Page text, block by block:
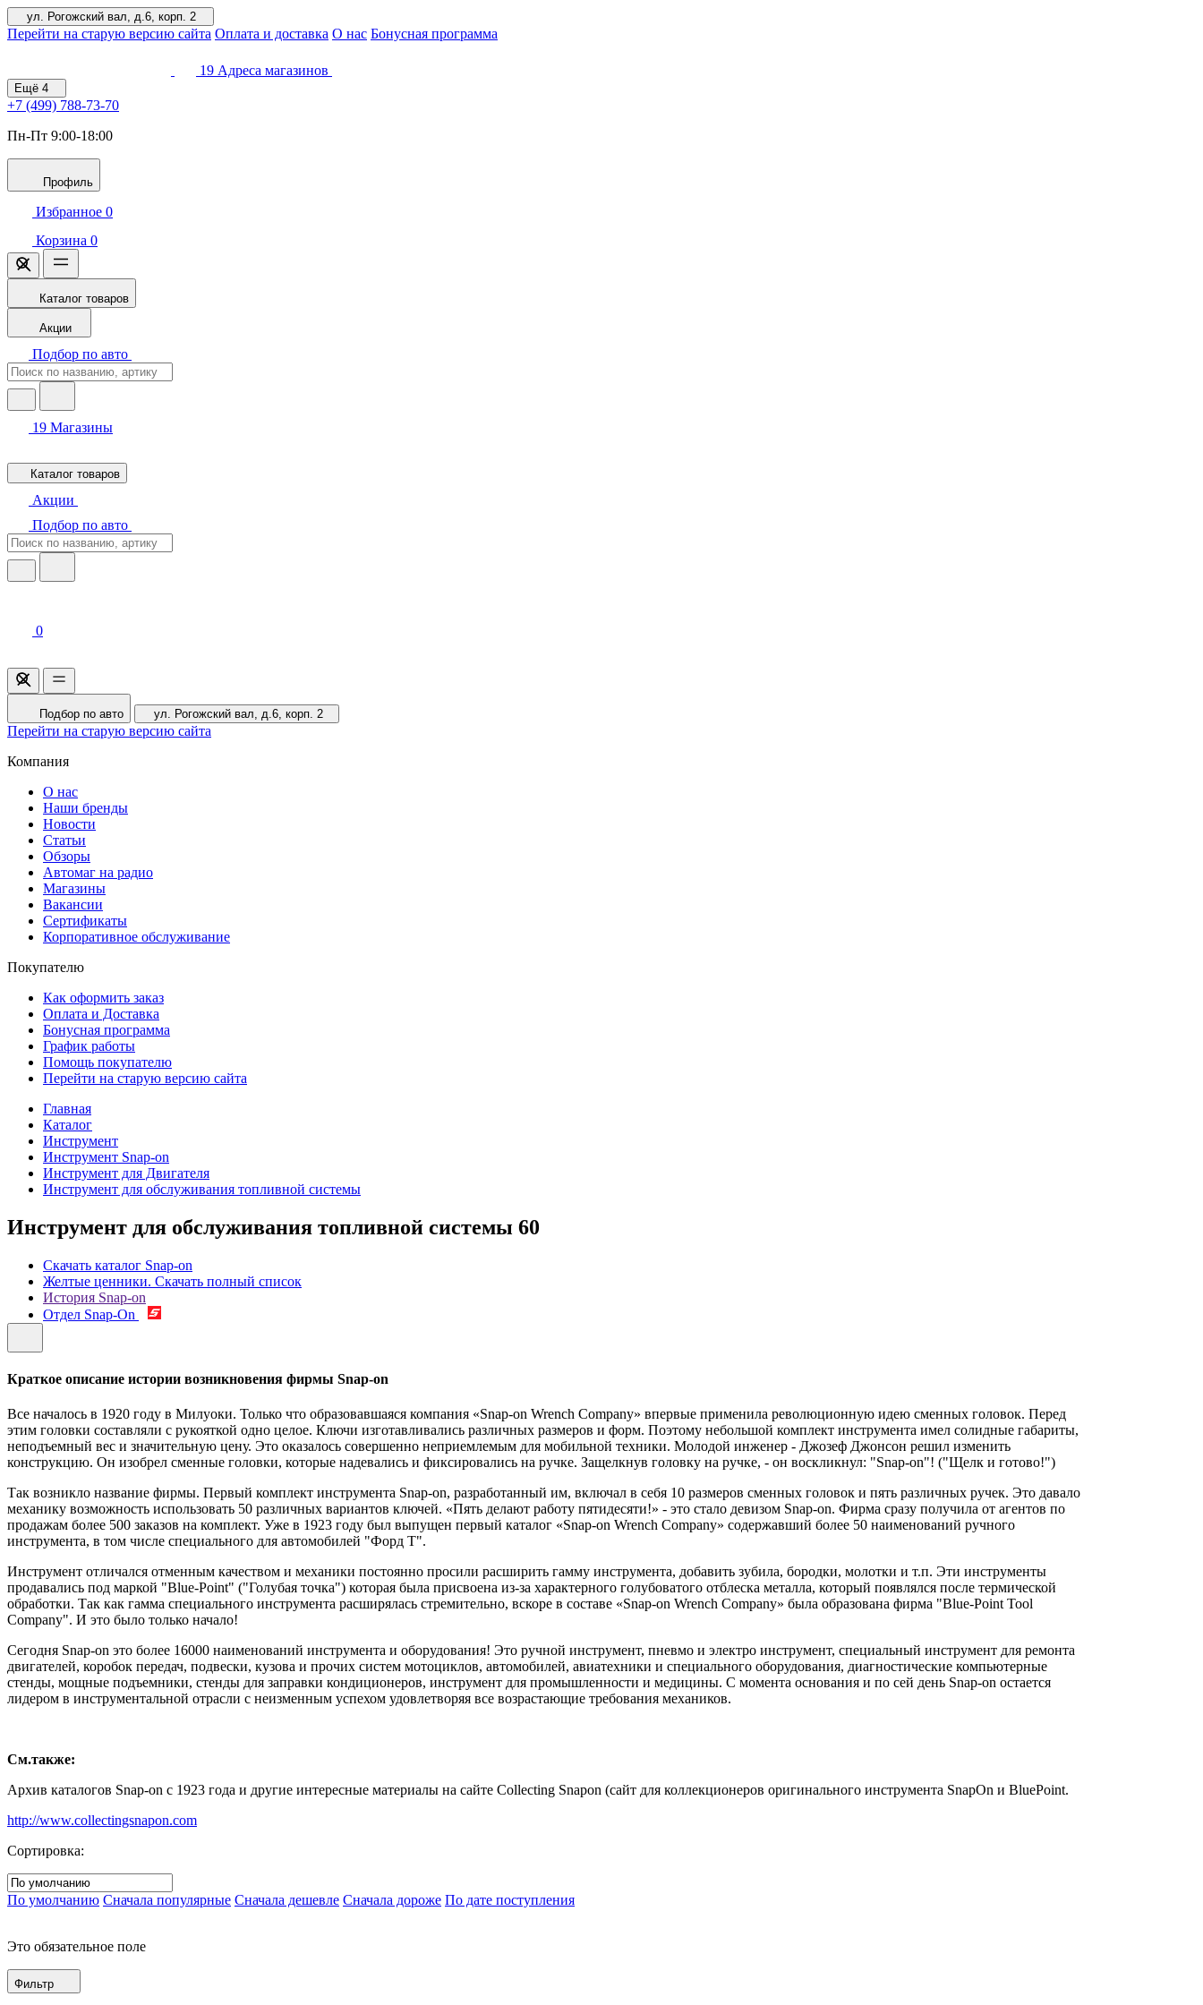
ул. Рогожский вал, д.6, корп. 2
Перейти на старую версию сайта Оплата и доставка О нас Бонусная программа
19 Адреса магазинов
Ещё 4
+7 (499) 788-73-70
Пн-Пт 9:00-18:00
Профиль
Избранное 0
Корзина 0
Каталог товаров
Акции
Подбор по авто
19 Магазины
Каталог товаров
Акции
Подбор по авто
0
Подбор по авто ул. Рогожский вал, д.6, корп. 2
Перейти на старую версию сайта
Компания
О нас
Наши бренды
Новости
Статьи
Обзоры
Автомаг на радио
Магазины
Вакансии
Сертификаты
Корпоративное обслуживание
Покупателю
Как оформить заказ
Оплата и Доставка
Бонусная программа
График работы
Помощь покупателю
Перейти на старую версию сайта
Главная
Каталог
Инструмент
Инструмент Snap-on
Инструмент для Двигателя
Инструмент для обслуживания топливной системы
Инструмент для обслуживания топливной системы 60
Скачать каталог Snap-on
Желтые ценники. Скачать полный список
История Snap-on
Отдел Snap-On
Краткое описание истории возникновения фирмы Snap-on
Все началось в 1920 году в Милуоки. Только что образовавшаяся компания «Snap-on Wrench Company» впервые применила революционную идею сменных головок. Перед
этим головки составляли с рукояткой одно целое. Ключи изготавливались различных размеров и форм. Поэтому небольшой комплект инструмента имел солидные габариты,
неподъемный вес и значительную цену. Это оказалось совершенно неприемлемым для мобильной техники. Молодой инженер - Джозеф Джонсон решил изменить
конструкцию. Он изобрел сменные головки, которые надевались и фиксировались на ручке. Защелкнув головку на ручке, - он воскликнул: "Snap-on"! ("Щелк и готово!")
Так возникло название фирмы. Первый комплект инструмента Snap-on, разработанный им, включал в себя 10 размеров сменных головок и пять различных ручек. Это давало
механику возможность использовать 50 различных вариантов ключей. «Пять делают работу пятидесяти!» - это стало девизом Snap-on. Фирма сразу получила от агентов по
продажам более 500 заказов на комплект. Уже в 1923 году был выпущен первый каталог «Snap-on Wrench Company» содержавший более 50 наименований ручного
инструмента, в том числе специального для автомобилей "Форд Т".
Инструмент отличался отменным качеством и механики постоянно просили расширить гамму инструмента, добавить зубила, бородки, молотки и т.п. Эти инструменты
продавались под маркой "Blue-Point" ("Голубая точка") которая была присвоена из-за характерного голубоватого отблеска металла, который появлялся после термической
обработки. Так как гамма специального инструмента расширялась стремительно, вскоре в составе «Snap-on Wrench Company» была образована фирма "Blue-Point Tool
Company". И это было только начало!
Сегодня Snap-on это более 16000 наименований инструмента и оборудования! Это ручной инструмент, пневмо и электро инструмент, специальный инструмент для ремонта
двигателей, коробок передач, подвески, кузова и прочих систем мотоциклов, автомобилей, авиатехники и специального оборудования, диагностические компьютерные
стенды, мощные подъемники, стенды для заправки кондиционеров, инструмент для промышленности и медицины. С момента основания и по сей день Snap-on остается
лидером в инструментальной отрасли с неизменным успехом удовлетворяя все возрастающие требования механиков.
См.также:
Архив каталогов Snap-on с 1923 года и другие интересные материалы на сайте Collecting Snapon (сайт для коллекционеров оригинального инструмента SnapOn и BluePoint.
http://www.collectingsnapon.com
Сортировка:
По умолчанию Сначала популярные Сначала дешевле Сначала дороже По дате поступления
Это обязательное поле
Фильтр